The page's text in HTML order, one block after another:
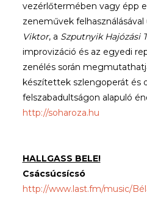
vezérlőtermében vagy épp
zeneművek
Viktor, a Szputnyik Hajózási
improvizáció és az egyedi
zenélés során
készítettek szlengoperát és
felszabadultságon alapuló
http://soharoza.hu
HALLGASS BELE!
Csácsúcsícsó
http://www.last.fm/music/